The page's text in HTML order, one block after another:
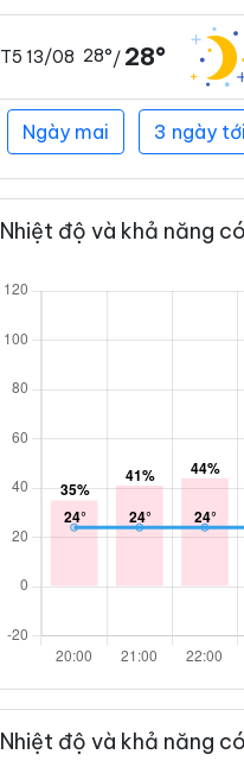
T5 13/08 28°/ 28°
Ngày mai 3 ngày tới
Nhiệt độ và khả năng
Nhiệt độ và khả năng